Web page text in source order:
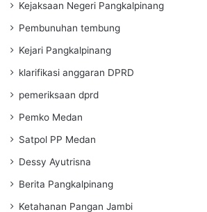
Kejaksaan Negeri Pangkalpinang
Pembunuhan tembung
Kejari Pangkalpinang
klarifikasi anggaran DPRD
pemeriksaan dprd
Pemko Medan
Satpol PP Medan
Dessy Ayutrisna
Berita Pangkalpinang
Ketahanan Pangan Jambi